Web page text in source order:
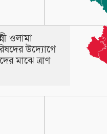
ওলামা
উদ্যোগে
মাঝে ত্রাণ